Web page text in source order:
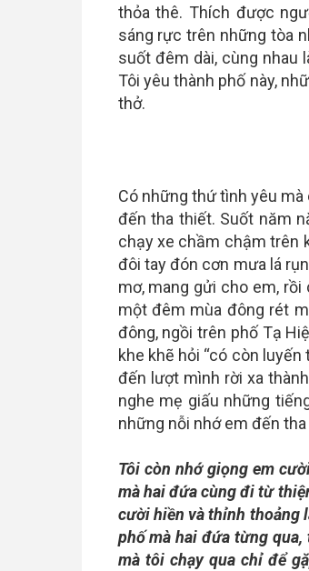
thỏa thê. Thích được
sáng rực trên những tòa
suốt đêm dài, cùng nhau
Tôi yêu thành phố này,
thở.
Có những thứ tình yêu
đến tha thiết. Suốt năm
chạy xe chầm chậm trên
đôi tay đón cơn mưa lá
mơ, mang gửi cho em,
một đêm mùa đông rét
đông, ngồi trên phố Tạ
khe khẽ hỏi “có còn
đến lượt mình rời xa
nghe mẹ giấu những
những nỗi nhớ em đến
Tôi còn nhớ giọng em
mà hai đứa cùng đi từ
cười hiền và thỉnh thoảng
phố mà hai đứa từng
mà tôi chạy qua chỉ để